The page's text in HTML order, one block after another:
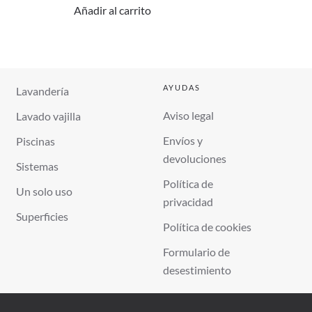
Añadir al carrito
Lavandería
Lavado vajilla
Piscinas
Sistemas
Un solo uso
Superficies
AYUDAS
Aviso legal
Envíos y
devoluciones
Política de
privacidad
Política de cookies
Formulario de
desestimiento